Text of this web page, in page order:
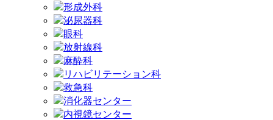
形成外科
泌尿器科
眼科
放射線科
麻酔科
リハビリテーション科
救急科
消化器センター
内視鏡センター